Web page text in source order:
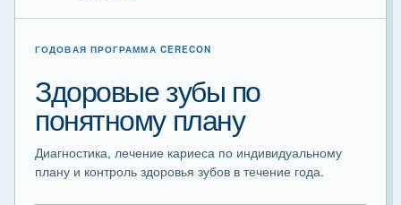
ГОДОВАЯ ПРОГРАММА CERECON
Здоровые зубы по
понятному плану
Диагностика, лечение кариеса по индивидуальному
плану и контроль здоровья зубов в течение года.